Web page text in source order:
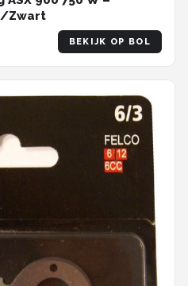
Zwart
BEKIJK OP BOL